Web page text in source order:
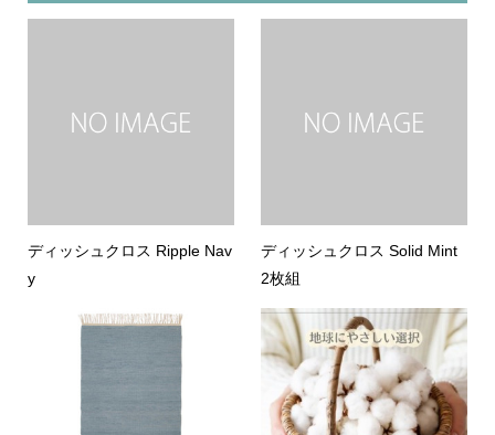
ディッシュクロス Ripple Nav
y
ディッシュクロス Solid Mint
2枚組